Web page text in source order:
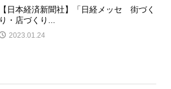
【日本経済新聞社】「日経メッセ 街づく
り・店づくり...
2023.01.24